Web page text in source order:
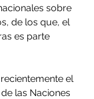
sobre
de los que, el
es parte
el
las Naciones